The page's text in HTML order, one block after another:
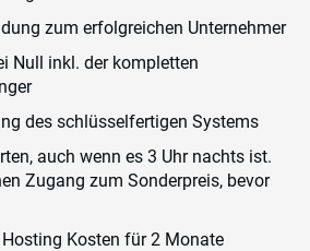
zum erfolgreichen Unternehmer
Null inkl. der kompletten
des schlüsselfertigen Systems
auch wenn es 3 Uhr nachts ist.
Zugang zum Sonderpreis, bevor
Hosting Kosten für 2 Monate